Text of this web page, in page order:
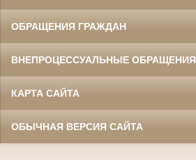
ОБРАЩЕНИЯ ГРАЖДАН
ВНЕПРОЦЕССУАЛЬНЫЕ ОБРАЩЕНИЯ
КАРТА САЙТА
ОБЫЧНАЯ ВЕРСИЯ САЙТА